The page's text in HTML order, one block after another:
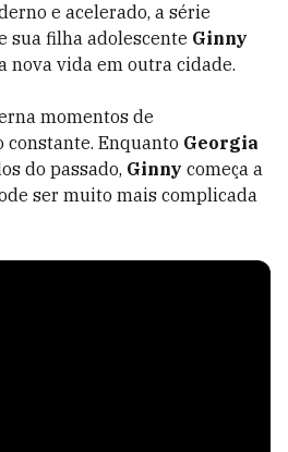
e acelerado, a série
sua filha adolescente Ginny
nova vida em outra cidade.
momentos de
constante. Enquanto Georgia
do passado, Ginny começa a
ser muito mais complicada